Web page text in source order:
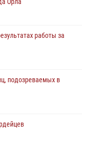
Орла
работы за
подозреваемых в